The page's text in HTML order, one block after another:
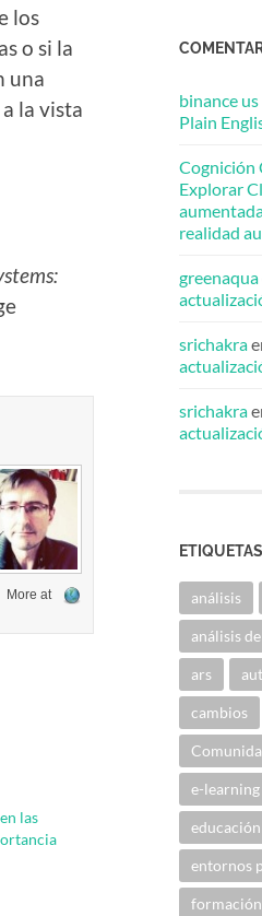
los
o si la
una
la vista
More at
las
binance
Plain
Cognición
Explorar
realidad
greenaqua
srichakra
srichakra
ETIQUETAS
análisis
análisis
ars
cambios
e-learning
entornos
formación